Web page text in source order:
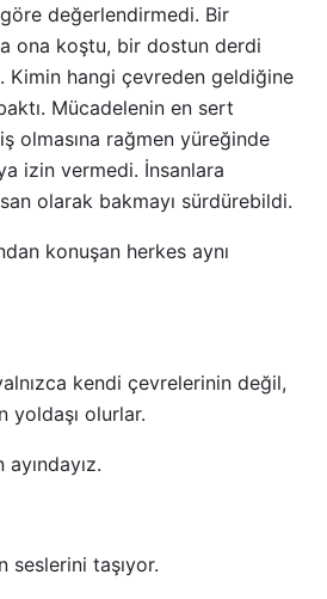
değerlendirmedi. Bir
ona koştu, bir dostun derdi
Kimin hangi çevreden geldiğine
Mücadelenin en sert
olmasına rağmen yüreğinde
izin vermedi. İnsanlara
olarak bakmayı sürdürebildi.
konuşan herkes aynı
kendi çevrelerinin değil,
yoldaşı olurlar.
seslerini taşıyor.